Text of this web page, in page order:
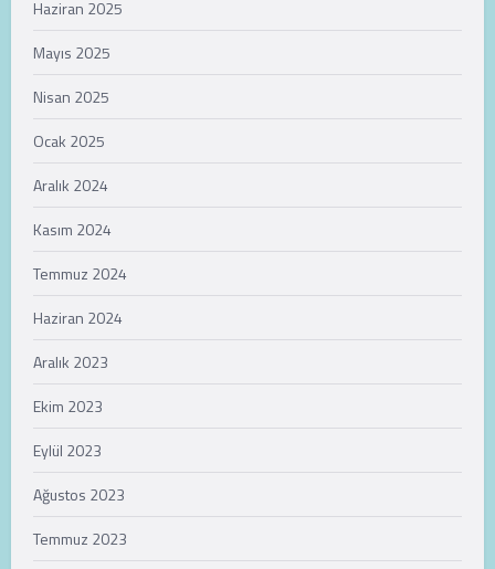
Haziran 2025
Mayıs 2025
Nisan 2025
Ocak 2025
Aralık 2024
Kasım 2024
Temmuz 2024
Haziran 2024
Aralık 2023
Ekim 2023
Eylül 2023
Ağustos 2023
Temmuz 2023